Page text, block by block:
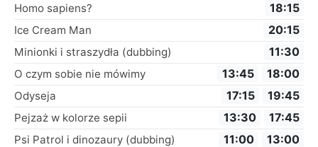
Homo sapiens?
18:15
Ice Cream Man
20:15
Minionki i straszydła (dubbing)
11:30
O czym sobie nie mówimy
13:45
18:00
Odyseja
17:15
19:45
Pejzaż w kolorze sepii
13:30
17:45
Psi Patrol i dinozaury (dubbing)
11:00
13:00